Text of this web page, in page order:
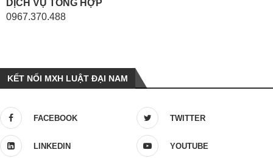
DỊCH VỤ TỔNG HỢP
0967.370.488
KẾT NỐI MXH LUẬT ĐẠI NAM
FACEBOOK TWITTER
LINKEDIN YOUTUBE